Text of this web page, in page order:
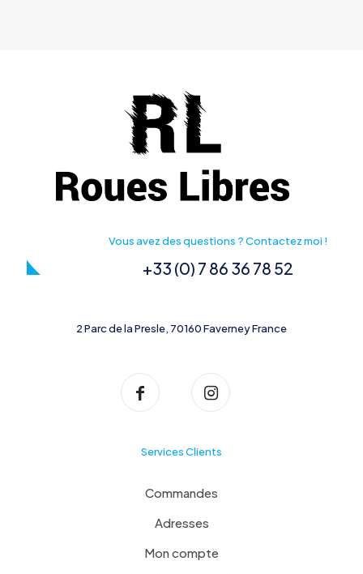
Vous avez des questions ? Contactez moi !
+33 (0) 7 86 36 78 52
2 Parc de la Presle, 70160 Faverney France
Services Clients
Commandes
Adresses
Mon compte